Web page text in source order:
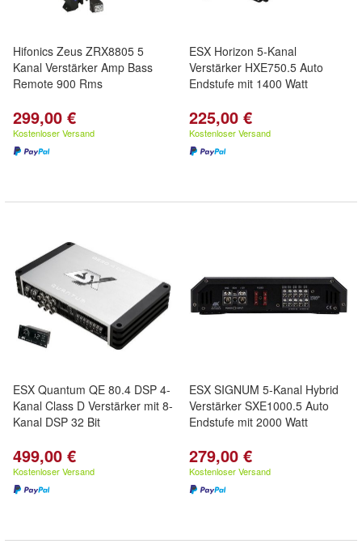
Hifonics Zeus ZRX8805 5
Kanal Verstärker Amp Bass
Remote 900 Rms
299,00 €
Kostenloser Versand
ESX Horizon 5-Kanal
Verstärker HXE750.5 Auto
Endstufe mit 1400 Watt
225,00 €
Kostenloser Versand
ESX Quantum QE 80.4 DSP 4-
Kanal Class D Verstärker mit 8-
Kanal DSP 32 Bit
499,00 €
Kostenloser Versand
ESX SIGNUM 5-Kanal Hybrid
Verstärker SXE1000.5 Auto
Endstufe mit 2000 Watt
279,00 €
Kostenloser Versand